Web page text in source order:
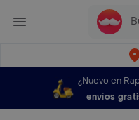
¿Nuevo en
envíos